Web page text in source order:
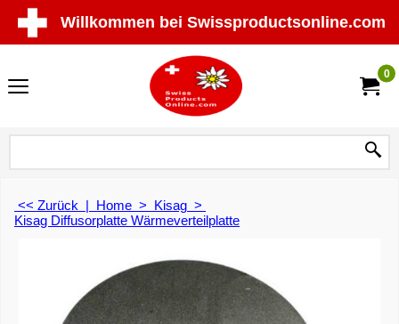
Willkommen bei Swissproductsonline.com
0
<< Zurück | Home > Kisag >
Kisag Diffusorplatte Wärmeverteilplatte